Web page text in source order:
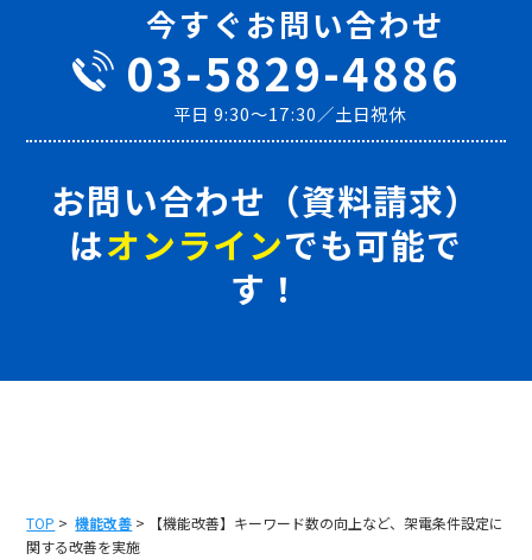
今すぐお問い合わせ
03-5829-4886
平日 9:30～17:30／土日祝休
お問い合わせ（資料請求）
はオンラインでも可能で
す！
TOP >機能改善 > 【機能改善】キーワード数の向上など、架電条件設定に
関する改善を実施